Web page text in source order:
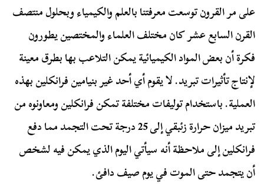
على مر القرون توسعت معرفتنا بالعلم والكيمياء وبحلول منتصف
القرن السابع عشر كان مختلف العلماء والمختصين يطورون
فكرة أن بعض المواد الكيميائية يمكن التلاعب بها بطرق معينة
لإنتاج تأثيرات تبريد. لا يقوم أي أحد غير بنيامين فرانكلين بهذه
العملية. باستخدام توليفات مختلفة تمكن فرانكلين ومعاونوه من
تبريد ميزان حرارة زئبقي إلى 25 درجة تحت التجمد مما دفع
فرانكلين إلى ملاحظة أنه سيأتي اليوم الذي يمكن فيه لشخص
أن يتجمد حتى الموت في يوم صيف دافئ.